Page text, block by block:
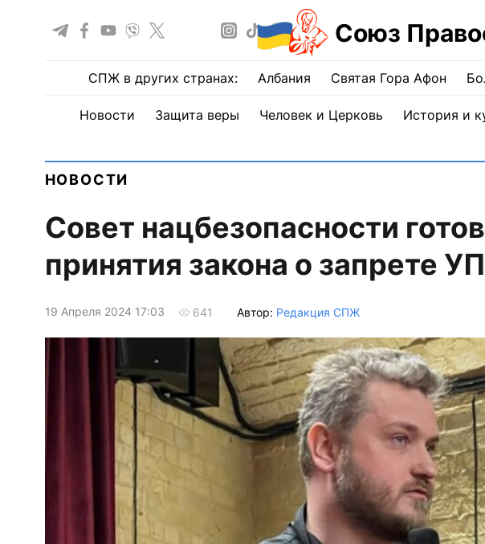
Союз
СПЖ в других странах: Албания Святая Гора Афон
Новости Защита веры Человек и Церковь История и
НОВОСТИ
Совет нацбезопасности
принятия закона о запрете
19 Апреля 2024 17:03 641 Автор: Редакция СПЖ